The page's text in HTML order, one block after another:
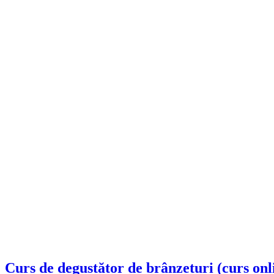
Curs de degustător de brânzeturi (curs